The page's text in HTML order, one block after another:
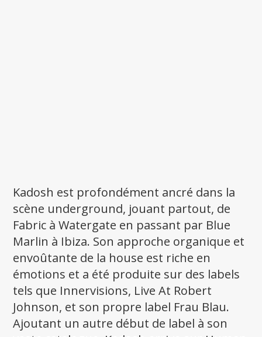
Kadosh est profondément ancré dans la
scène underground, jouant partout, de
Fabric à Watergate en passant par Blue
Marlin à Ibiza. Son approche organique et
envoûtante de la house est riche en
émotions et a été produite sur des labels
tels que Innervisions, Live At Robert
Johnson, et son propre label Frau Blau.
Ajoutant un autre début de label à son